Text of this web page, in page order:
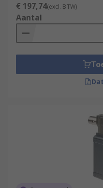
€ 197,74(excl. BTW)
Aantal